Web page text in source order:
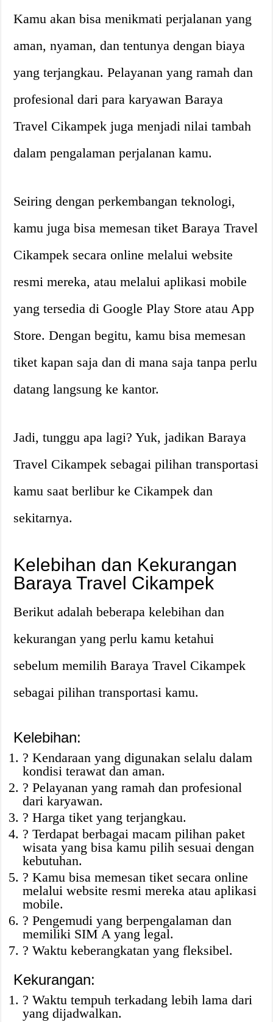
Kamu akan bisa menikmati perjalanan yang
aman, nyaman, dan tentunya dengan biaya
yang terjangkau. Pelayanan yang ramah dan
profesional dari para karyawan Baraya
Travel Cikampek juga menjadi nilai tambah
dalam pengalaman perjalanan kamu.
Seiring dengan perkembangan teknologi,
kamu juga bisa memesan tiket Baraya Travel
Cikampek secara online melalui website
resmi mereka, atau melalui aplikasi mobile
yang tersedia di Google Play Store atau App
Store. Dengan begitu, kamu bisa memesan
tiket kapan saja dan di mana saja tanpa perlu
datang langsung ke kantor.
Jadi, tunggu apa lagi? Yuk, jadikan Baraya
Travel Cikampek sebagai pilihan transportasi
kamu saat berlibur ke Cikampek dan
sekitarnya.
Kelebihan dan Kekurangan
Baraya Travel Cikampek
Berikut adalah beberapa kelebihan dan
kekurangan yang perlu kamu ketahui
sebelum memilih Baraya Travel Cikampek
sebagai pilihan transportasi kamu.
Kelebihan:
? Kendaraan yang digunakan selalu dalam
kondisi terawat dan aman.
? Pelayanan yang ramah dan profesional
dari karyawan.
? Harga tiket yang terjangkau.
? Terdapat berbagai macam pilihan paket
wisata yang bisa kamu pilih sesuai dengan
kebutuhan.
? Kamu bisa memesan tiket secara online
melalui website resmi mereka atau aplikasi
mobile.
? Pengemudi yang berpengalaman dan
memiliki SIM A yang legal.
? Waktu keberangkatan yang fleksibel.
Kekurangan:
? Waktu tempuh terkadang lebih lama dari
yang dijadwalkan.